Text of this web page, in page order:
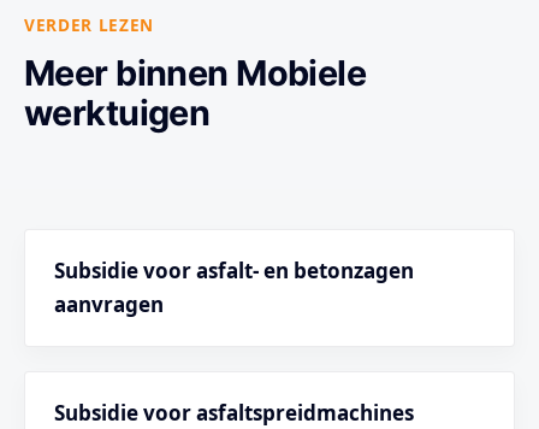
VERDER LEZEN
Meer binnen Mobiele
werktuigen
Subsidie voor asfalt- en betonzagen
aanvragen
Subsidie voor asfaltspreidmachines